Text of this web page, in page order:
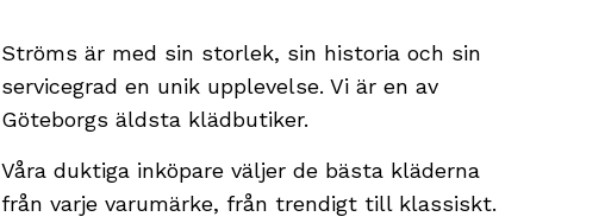
Ströms är med sin storlek, sin historia och sin
servicegrad en unik upplevelse. Vi är en av
Göteborgs äldsta klädbutiker.
Våra duktiga inköpare väljer de bästa kläderna
från varje varumärke, från trendigt till klassiskt.